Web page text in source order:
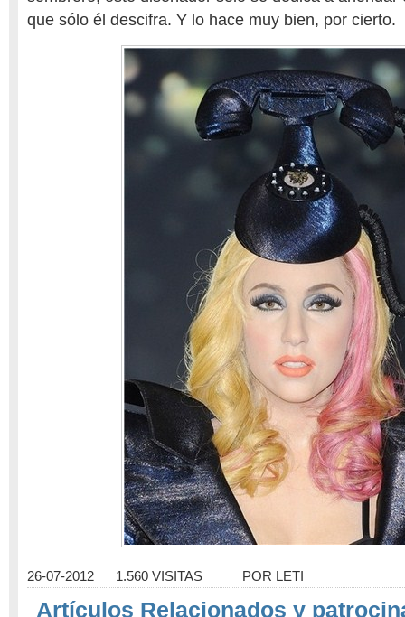
que sólo él descifra. Y lo hace muy bien, por cierto.
26-07-2012 1.560 VISITAS POR LETI
Artículos Relacionados y